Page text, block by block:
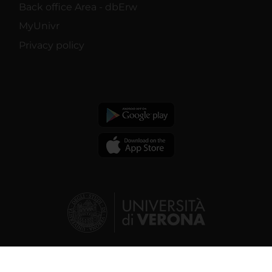
Back office Area - dbErw
MyUnivr
Privacy policy